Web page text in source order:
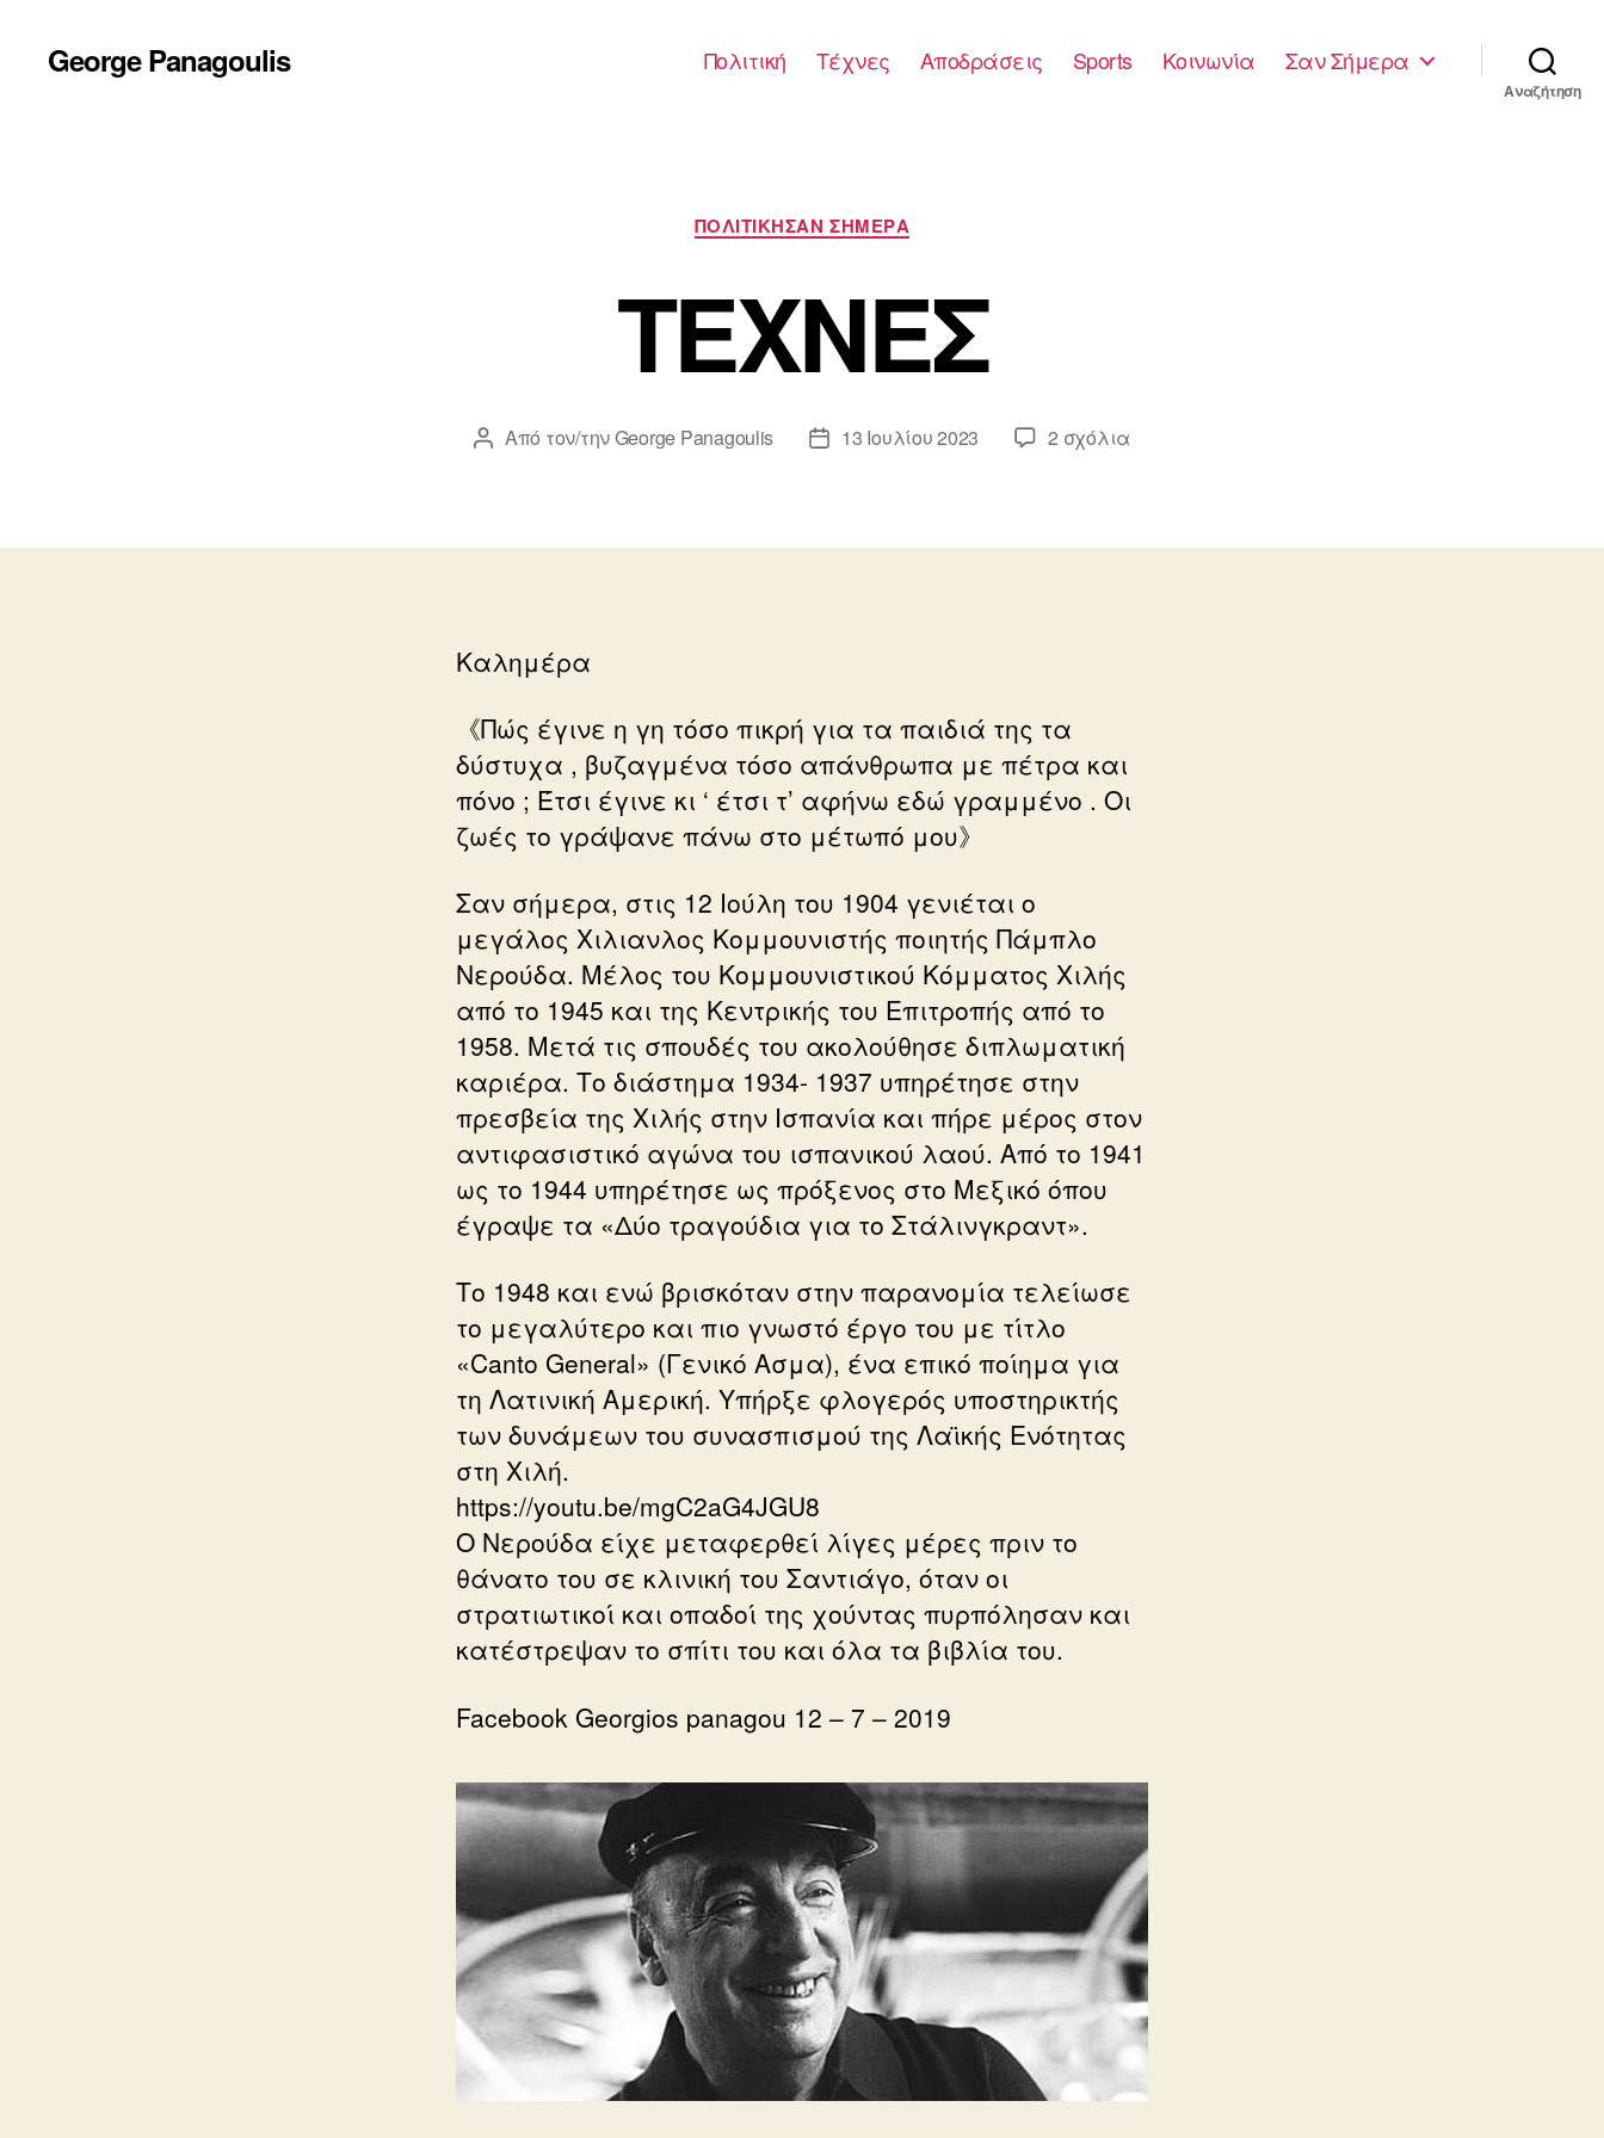
George Panagoulis Πολιτική Τέχνες Αποδράσεις Sports Κοινωνία Σαν Σήμερα
Αναζήτηση
Κατηγορίες
ΠΟΛΙΤΙΚΗΣΑΝ ΣΗΜΕΡΑ
ΤΕΧΝΕΣ
Συντάκτης
Από τον/τηνGeorge Panagoulis
Ημ.13 Ιουλίου 2023 2 σχόλιαστο
Καλημέρα
《Πώς έγινε η γη τόσο πικρή για τα παιδιά της τα
δύστυχα , βυζαγμένα τόσο απάνθρωπα με πέτρα και
πόνο ; Έτσι έγινε κι ‘ έτσι τ’ αφήνω εδώ γραμμένο . Οι
ζωές το γράψανε πάνω στο μέτωπό μου》
Σαν σήμερα, στις 12 Ιούλη του 1904 γενιέται ο
μεγάλος Χιλιανλος Κομμουνιστής ποιητής Πάμπλο
Νερούδα. Μέλος του Κομμουνιστικού Κόμματος Χιλής
από το 1945 και της Κεντρικής του Επιτροπής από το
1958. Μετά τις σπουδές του ακολούθησε διπλωματική
καριέρα. Το διάστημα 1934- 1937 υπηρέτησε στην
πρεσβεία της Χιλής στην Ισπανία και πήρε μέρος στον
αντιφασιστικό αγώνα του ισπανικού λαού. Από το 1941
ως το 1944 υπηρέτησε ως πρόξενος στο Μεξικό όπου
έγραψε τα «Δύο τραγούδια για το Στάλινγκραντ».
Το 1948 και ενώ βρισκόταν στην παρανομία τελείωσε
το μεγαλύτερο και πιο γνωστό έργο του με τίτλο
«Canto General» (Γενικό Ασμα), ένα επικό ποίημα για
τη Λατινική Αμερική. Υπήρξε φλογερός υποστηρικτής
των δυνάμεων του συνασπισμού της Λαϊκής Ενότητας
στη Χιλή.
https://youtu.be/mgC2aG4JGU8
Ο Νερούδα είχε μεταφερθεί λίγες μέρες πριν το
θάνατο του σε κλινική του Σαντιάγο, όταν οι
στρατιωτικοί και οπαδοί της χούντας πυρπόλησαν και
κατέστρεψαν το σπίτι του και όλα τα βιβλία του.
Facebook Georgios panagou 12 – 7 – 2019